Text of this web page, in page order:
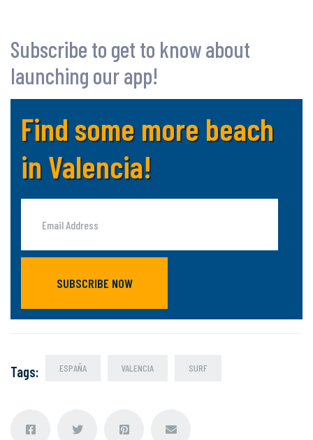
Subscribe to get to know about
launching our app!
Find some more beach
in Valencia!
SUBSCRIBE NOW
Tags: ESPAÑA VALENCIA SURF